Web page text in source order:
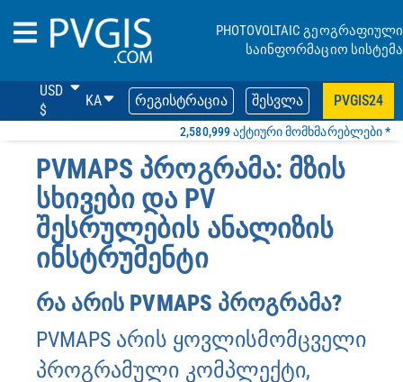
PHOTOVOLTAIC გეოგრაფიული
საინფორმაციო სისტემა
USD
$
KA ᲠᲔᲒᲘᲡᲢᲠᲐᲪᲘᲐ ᲨᲔᲡᲕᲚᲐ PVGIS24
2,580,999 ᲐᲥᲢᲘᲣᲠᲘ ᲛᲝᲛᲮᲛᲐᲠᲔᲑᲚᲔᲑᲘ *
PVMAPS ᲞᲠᲝᲒᲠᲐᲛᲐ: ᲛᲖᲘᲡ
ᲡᲮᲘᲕᲔᲑᲘ ᲓᲐ PV
ᲨᲔᲡᲠᲣᲚᲔᲑᲘᲡ ᲐᲜᲐᲚᲘᲖᲘᲡ
ᲘᲜᲡᲢᲠᲣᲛᲔᲜᲢᲘ
რა არის PVMAPS პროგრამა?
PVMAPS არის ყოვლისმომცველი
პროგრამული კომპლექტი,